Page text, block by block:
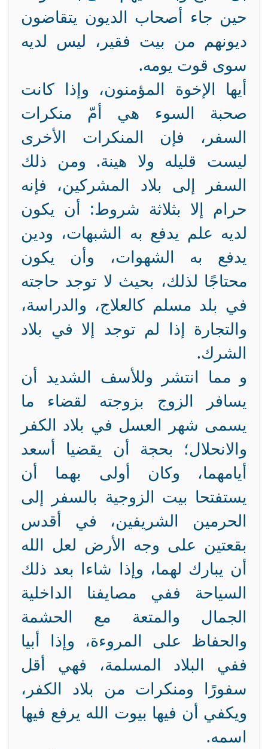
حين جاء أصحاب الديون يتقاضون
ديونهم من بيت فقير، ليس لديه
سوى قوت يومه.
أيها الإخوة المؤمنون، وإذا كانت
صحبة السوء هي أمّ منكرات
السفر، فإن المنكرات الأخرى
ليست قليله ولا هينة. ومن ذلك
السفر إلى بلاد المشركين، فإنه
حرام إلا بثلاثة شروط: أن يكون
لديه علم يدفع به الشبهات، ودين
يدفع به الشهوات، وأن يكون
محتاجًا لذلك، بحيث لا توجد حاجته
في بلد مسلم كالعلاج، والدراسة،
والتجارة إذا لم توجد إلا في بلاد
الشرك.
و مما انتشر وللأسف الشديد أن
يسافر الزوج بزوجته لقضاء ما
يسمى شهر العسل في بلاد الكفر
والانحلال؛ بحجة أن يقضيا أسعد
أيامهما، وكان أولى بهما أن
يستفتحا بيت الزوجية بالسفر إلى
الحرمين الشريفين، في أقدس
بقعتين على وجه الأرض لعل الله
أن يبارك لهما، وإذا شاءا بعد ذلك
السياحة ففي مصايفنا الداخلية
الجمال والمتعة مع الحشمة
والحفاظ على المروءة، وإذا أبيا
ففي البلاد المسلمة، فهي أقل
سفورًا ومنكرات من بلاد الكفر،
ويكفي أن فيها بيوت الله يرفع فيها
اسمه.